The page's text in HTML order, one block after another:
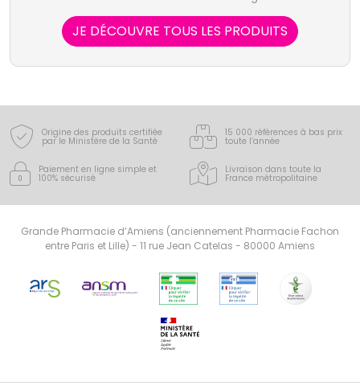
JE DÉCOUVRE TOUS LES PRODUITS
Origine des produits certifiée
par le Ministère de la Santé
15 000 références à bas prix
toute l’année
Paiement en ligne simple et
100% sécurisé
Livraison dans toute la
France métropolitaine
Grande Pharmacie d’Amiens (anciennement Pharmacie Fachon
entre Paris et Lille) - 11 rue Jean Catelas - 80000 Amiens